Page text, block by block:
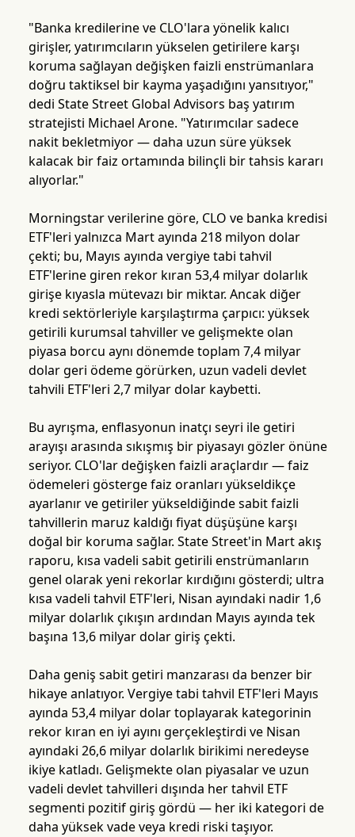
"Banka kredilerine ve CLO'lara yönelik kalıcı
girişler, yatırımcıların yükselen getirilere karşı
koruma sağlayan değişken faizli enstrümanlara
doğru taktiksel bir kayma yaşadığını yansıtıyor,"
dedi State Street Global Advisors baş yatırım
stratejisti Michael Arone. "Yatırımcılar sadece
nakit bekletmiyor — daha uzun süre yüksek
kalacak bir faiz ortamında bilinçli bir tahsis kararı
alıyorlar."
Morningstar verilerine göre, CLO ve banka kredisi
ETF'leri yalnızca Mart ayında 218 milyon dolar
çekti; bu, Mayıs ayında vergiye tabi tahvil
ETF'lerine giren rekor kıran 53,4 milyar dolarlık
girişe kıyasla mütevazı bir miktar. Ancak diğer
kredi sektörleriyle karşılaştırma çarpıcı: yüksek
getirili kurumsal tahviller ve gelişmekte olan
piyasa borcu aynı dönemde toplam 7,4 milyar
dolar geri ödeme görürken, uzun vadeli devlet
tahvili ETF'leri 2,7 milyar dolar kaybetti.
Bu ayrışma, enflasyonun inatçı seyri ile getiri
arayışı arasında sıkışmış bir piyasayı gözler önüne
seriyor. CLO'lar değişken faizli araçlardır — faiz
ödemeleri gösterge faiz oranları yükseldikçe
ayarlanır ve getiriler yükseldiğinde sabit faizli
tahvillerin maruz kaldığı fiyat düşüşüne karşı
doğal bir koruma sağlar. State Street'in Mart akış
raporu, kısa vadeli sabit getirili enstrümanların
genel olarak yeni rekorlar kırdığını gösterdi; ultra
kısa vadeli tahvil ETF'leri, Nisan ayındaki nadir 1,6
milyar dolarlık çıkışın ardından Mayıs ayında tek
başına 13,6 milyar dolar giriş çekti.
Daha geniş sabit getiri manzarası da benzer bir
hikaye anlatıyor. Vergiye tabi tahvil ETF'leri Mayıs
ayında 53,4 milyar dolar toplayarak kategorinin
rekor kıran en iyi ayını gerçekleştirdi ve Nisan
ayındaki 26,6 milyar dolarlık birikimi neredeyse
ikiye katladı. Gelişmekte olan piyasalar ve uzun
vadeli devlet tahvilleri dışında her tahvil ETF
segmenti pozitif giriş gördü — her iki kategori de
daha yüksek vade veya kredi riski taşıyor.